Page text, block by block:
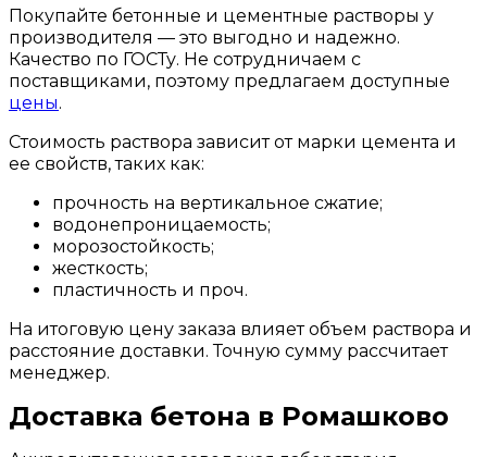
Покупайте бетонные и цементные растворы у
производителя — это выгодно и надежно.
Качество по ГОСТу. Не сотрудничаем с
поставщиками, поэтому предлагаем доступные
цены.
Стоимость раствора зависит от марки цемента и
ее свойств, таких как:
прочность на вертикальное сжатие;
водонепроницаемость;
морозостойкость;
жесткость;
пластичность и проч.
На итоговую цену заказа влияет объем раствора и
расстояние доставки. Точную сумму рассчитает
менеджер.
Доставка бетона в Ромашково